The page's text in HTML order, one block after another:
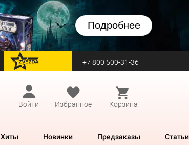
Подробнее
перейти на Zvezda +7 800 500-31-36
Войти
Избранное Корзина
Хиты Новинки Предзаказы Статьи